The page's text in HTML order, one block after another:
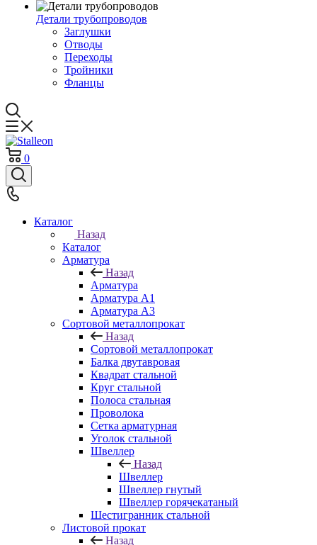
Детали трубопроводов
Заглушки
Отводы
Переходы
Тройники
Фланцы
0
Каталог
Назад
Каталог
Арматура
Назад
Арматура
Арматура A1
Арматура А3
Сортовой металлопрокат
Назад
Сортовой металлопрокат
Балка двутавровая
Квадрат стальной
Круг стальной
Полоса стальная
Проволока
Сетка арматурная
Уголок стальной
Швеллер
Назад
Швеллер
Швеллер гнутый
Швеллер горячекатаный
Шестигранник стальной
Листовой прокат
Назад